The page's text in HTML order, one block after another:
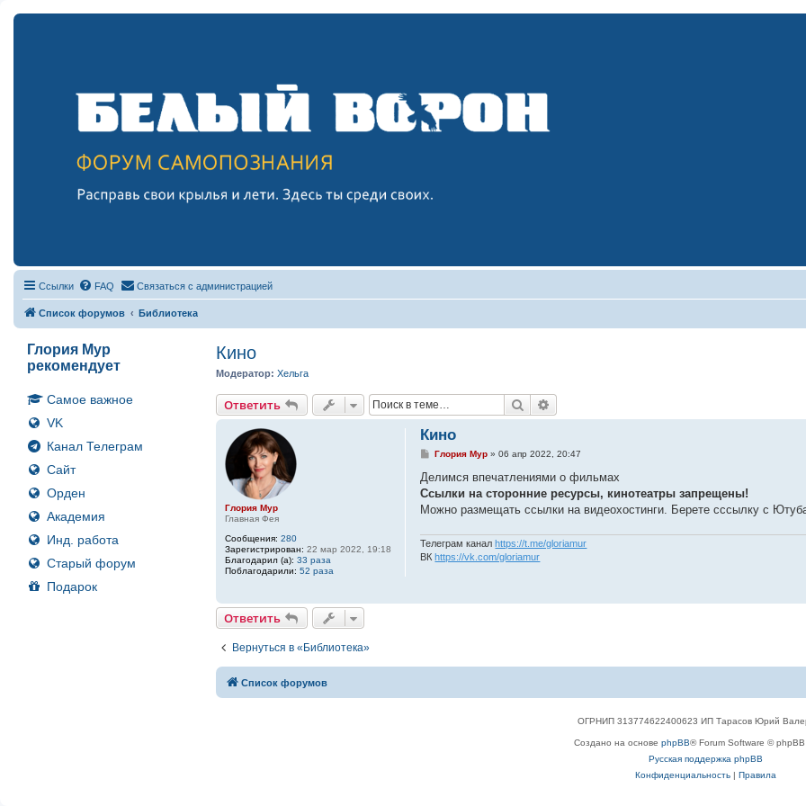
Ссылки FAQ Связаться с администрацией
Список форумов Библиотека
Глория Мур
рекомендует
Самое важное
VK
Канал Телеграм
Сайт
Орден
Академия
Инд. работа
Старый форум
Подарок
Кино
Модератор: Хельга
Ответить Поиск
Глория Мур
Главная Фея
Сообщения: 280
Зарегистрирован: 22 мар 2022, 19:18
Благодарил (а): 33 раза
Поблагодарили: 52 раза
Кино
С
о
щ
е
е
Глория Мур »06 апр 2022, 20:47
Делимся впечатлениями о фильмах
Ссылки на сторонние ресурсы, кинотеатры запрещены!
Можно размещать ссылки на видеохостинги. Берете сссылку с
Телеграм каналhttps://t.me/gloriamur
ВКhttps://vk.com/gloriamur
Ответить
Вернуться в «Библиотека»
Список форумов
ОГРНИП 313774622400623 ИП Тарасов Юрий
Создано на основеphpBB® Forum Software © phpBB
Русская поддержка phpBB
Конфиденциальность |Правила